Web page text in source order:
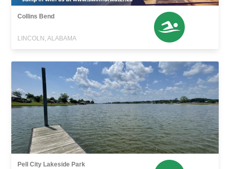
Collins Bend
LINCOLN, ALABAMA
Pell City Lakeside Park